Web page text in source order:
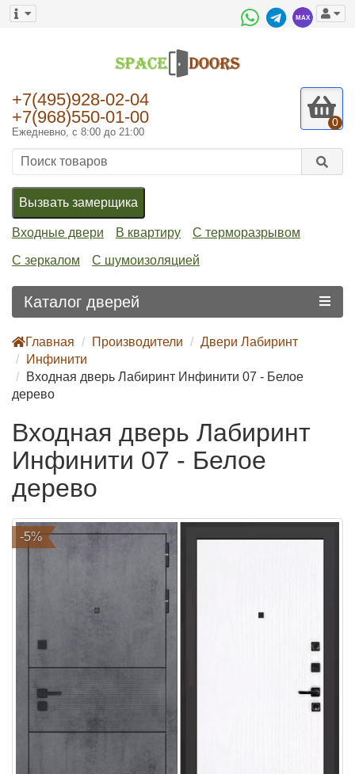
+7(495)928-02-04
+7(968)550-01-00
Ежедневно, с 8:00 до 21:00
0
Вызвать замерщика
Входные двери В квартиру С терморазрывом
С зеркалом С шумоизоляцией
Каталог дверей
Главная Производители
Двери Лабиринт
Инфинити
Входная дверь Лабиринт Инфинити 07 - Белое
дерево
Входная дверь Лабиринт
Инфинити 07 - Белое
дерево
-5%